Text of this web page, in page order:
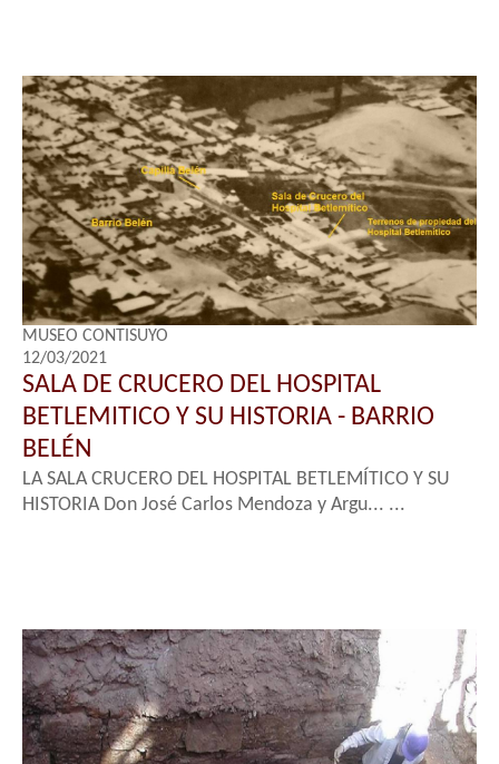
MUSEO CONTISUYO
12/03/2021
SALA DE CRUCERO DEL HOSPITAL
BETLEMITICO Y SU HISTORIA - BARRIO
BELÉN
LA SALA CRUCERO DEL HOSPITAL BETLEMÍTICO Y SU
HISTORIA Don José Carlos Mendoza y Argu... ...